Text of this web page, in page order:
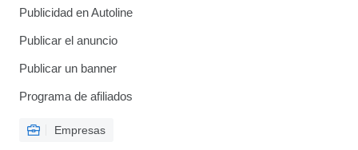
Publicidad en Autoline
Publicar el anuncio
Publicar un banner
Programa de afiliados
Empresas